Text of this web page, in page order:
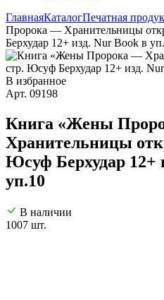
ГлавнаяКаталогПечатная
Пророка — Хранительницы
Берхудар 12+ изд. Nur Book в
В избранное
Арт. 09198
Книга «Жены
Хранительницы
Юсуф Берхудар 12+
уп.10
В наличии
1007 шт.